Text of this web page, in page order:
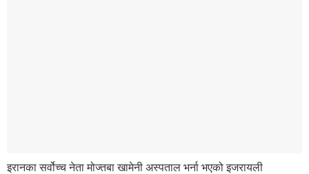
इरानका सर्वोच्च नेता मोज्तबा खामेनी अस्पताल भर्ना भएको इजरायली